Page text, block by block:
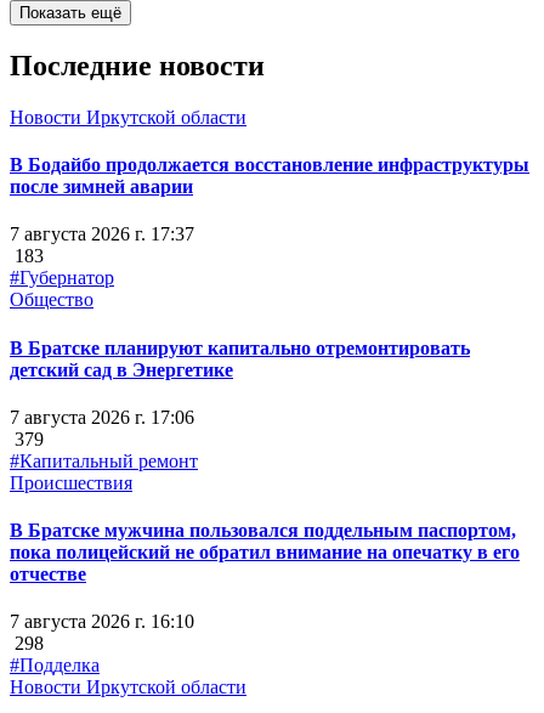
Показать ещё
Последние новости
Новости Иркутской области
В Бодайбо продолжается восстановление инфраструктуры
после зимней аварии
7 августа 2026 г. 17:37
183
#Губернатор
Общество
В Братске планируют капитально отремонтировать
детский сад в Энергетике
7 августа 2026 г. 17:06
379
#Капитальный ремонт
Происшествия
В Братске мужчина пользовался поддельным паспортом,
пока полицейский не обратил внимание на опечатку в его
отчестве
7 августа 2026 г. 16:10
298
#Подделка
Новости Иркутской области